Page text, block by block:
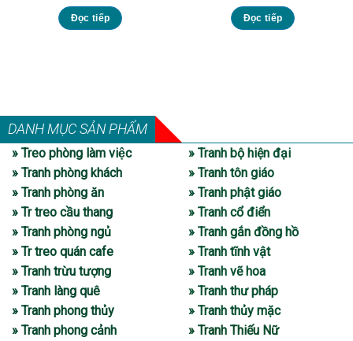
Đọc tiếp Đọc tiếp
DANH MỤC SẢN PHẨM
» Treo phòng làm việc
» Tranh phòng khách
» Tranh phòng ăn
» Tr treo cầu thang
» Tranh phòng ngủ
» Tr treo quán cafe
» Tranh trừu tượng
» Tranh làng quê
» Tranh phong thủy
» Tranh phong cảnh
» Tranh bộ hiện đại
» Tranh tôn giáo
» Tranh phật giáo
» Tranh cổ điển
» Tranh gắn đồng hồ
» Tranh tĩnh vật
» Tranh vẽ hoa
» Tranh thư pháp
» Tranh thủy mặc
» Tranh Thiếu Nữ